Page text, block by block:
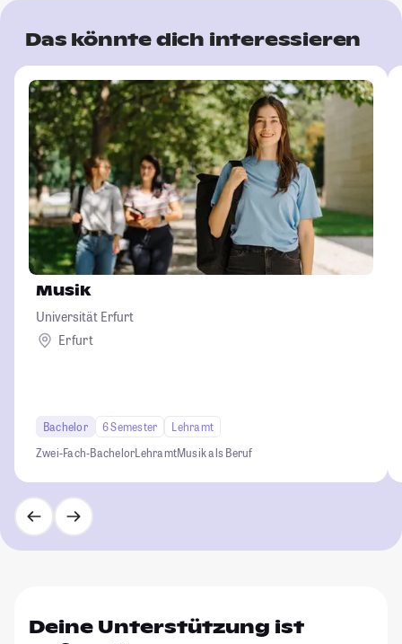
Das könnte dich interessieren
Musik
Universität Erfurt
Erfurt
Bachelor 6 Semester
Lehramt
Zwei-Fach-BachelorLehramtMusik als Beruf
Deine Unterstützung ist